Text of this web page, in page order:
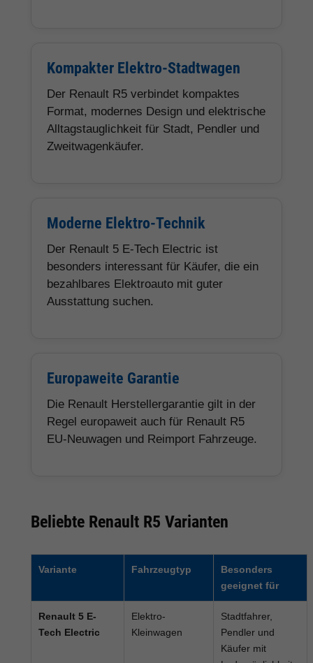
Kompakter Elektro-Stadtwagen
Der Renault R5 verbindet kompaktes
Format, modernes Design und elektrische
Alltagstauglichkeit für Stadt, Pendler und
Zweitwagenkäufer.
Moderne Elektro-Technik
Der Renault 5 E-Tech Electric ist
besonders interessant für Käufer, die ein
bezahlbares Elektroauto mit guter
Ausstattung suchen.
Europaweite Garantie
Die Renault Herstellergarantie gilt in der
Regel europaweit auch für Renault R5
EU-Neuwagen und Reimport Fahrzeuge.
Beliebte Renault R5 Varianten
Variante Fahrzeugtyp
Besonders
geeignet für
Renault 5 E-
Tech Electric
Elektro-
Kleinwagen
Stadtfahrer,
Pendler und
Käufer mit